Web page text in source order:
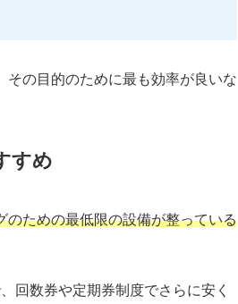
その目的のために最も効率が良いな
すめ
のための最低限の設備が整っている
回数券や定期券制度でさらに安く